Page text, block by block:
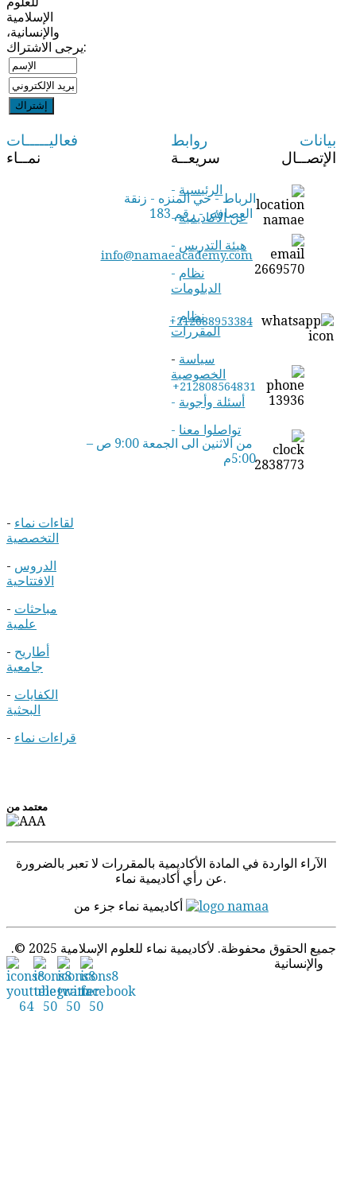
الإسلامية
والإنسانية،
يرجى الاشتراك:
بيانات
الإتصــال
الرباط - حي المنزه - زنقة
info@namaeacademy.com
+212688953384
+212808564831
من الاثنين الى الجمعة 9:00 ص –
5:00م
روابط
سريعــة
- الرئيسية
-عن الأكاديمية
- هيئة التدريس
- نظام
الدبلومات
-نظام
المقررات
- سياسة
الخصوصية
- أسئلة وأجوبة
- تواصلوا معنا
فعاليـــــات
نمــاء
- لقاءات نماء
التخصصية
- الدروس
الافتتاحية
- مباحثات
علمية
- أطاريح
جامعية
- الكفايات
البحثية
- قراءات نماء
معتمد من
الآراء الواردة في المادة الأكادیمیة بالمقررات لا تعبر بالضرورة
عن رأي أكاديمية نماء.
.© 2025 جميع الحقوق محفوظة. لأكاديمية نماء للعلوم الإسلامية